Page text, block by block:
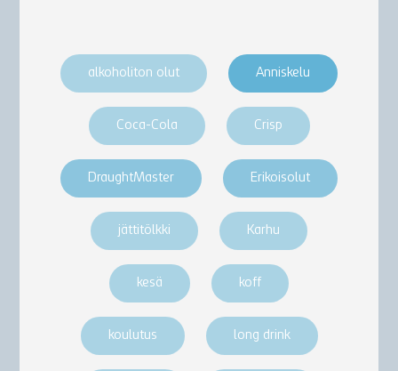
alkoholiton olut Anniskelu
Coca-Cola Crisp
DraughtMaster Erikoisolut
jättitölkki Karhu
kesä koff
koulutus long drink